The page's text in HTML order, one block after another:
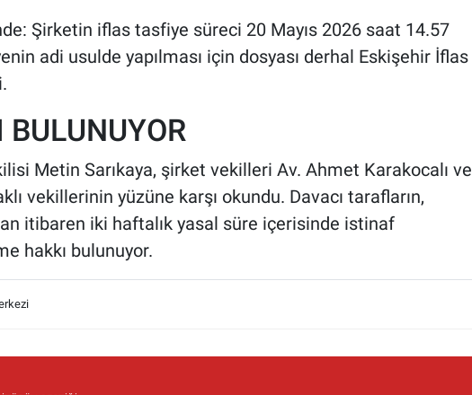
Şirketin iflas tasfiye süreci 20 Mayıs 2026 saat 14.57
adi usulde yapılması için dosyası derhal Eskişehir İflas
Metin Sarıkaya, şirket vekilleri Av. Ahmet Karakocalı ve
vekillerinin yüzüne karşı okundu. Davacı tarafların,
itibaren iki haftalık yasal süre içerisinde istinaf
hakkı bulunuyor.